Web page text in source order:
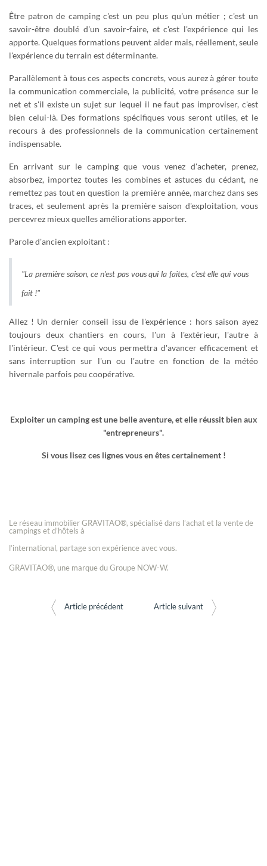
Être patron de camping c'est un peu plus qu'un métier ; c'est un
savoir-être doublé d'un savoir-faire, et c'est l'expérience qui les
apporte. Quelques formations peuvent aider mais, réellement, seule
l'expérience du terrain est déterminante.
Parallèlement à tous ces aspects concrets, vous aurez à gérer toute
la communication commerciale, la publicité, votre présence sur le
net et s'il existe un sujet sur lequel il ne faut pas improviser, c'est
bien celui-là. Des formations spécifiques vous seront utiles, et le
recours à des professionnels de la communication certainement
indispensable.
En arrivant sur le camping que vous venez d'acheter, prenez,
absorbez, importez toutes les combines et astuces du cédant, ne
remettez pas tout en question la première année, marchez dans ses
traces, et seulement après la première saison d'exploitation, vous
percevrez mieux quelles améliorations apporter.
Parole d'ancien exploitant :
"La première saison, ce n'est pas vous qui la faites, c'est elle qui vous
fait !"
Allez ! Un dernier conseil issu de l'expérience : hors saison ayez
toujours deux chantiers en cours, l'un à l'extérieur, l'autre à
l'intérieur. C'est ce qui vous permettra d'avancer efficacement et
sans interruption sur l'un ou l'autre en fonction de la météo
hivernale parfois peu coopérative.
Exploiter un camping est une belle aventure, et elle réussit bien aux
"entrepreneurs".
Si vous lisez ces lignes vous en êtes certainement !
Le réseau immobilier GRAVITAO®, spécialisé dans l’achat et la vente de
campings et d’hôtels à
l’international, partage son expérience avec vous.
GRAVITAO®, une marque du Groupe NOW-W.
Article précédent Article suivant